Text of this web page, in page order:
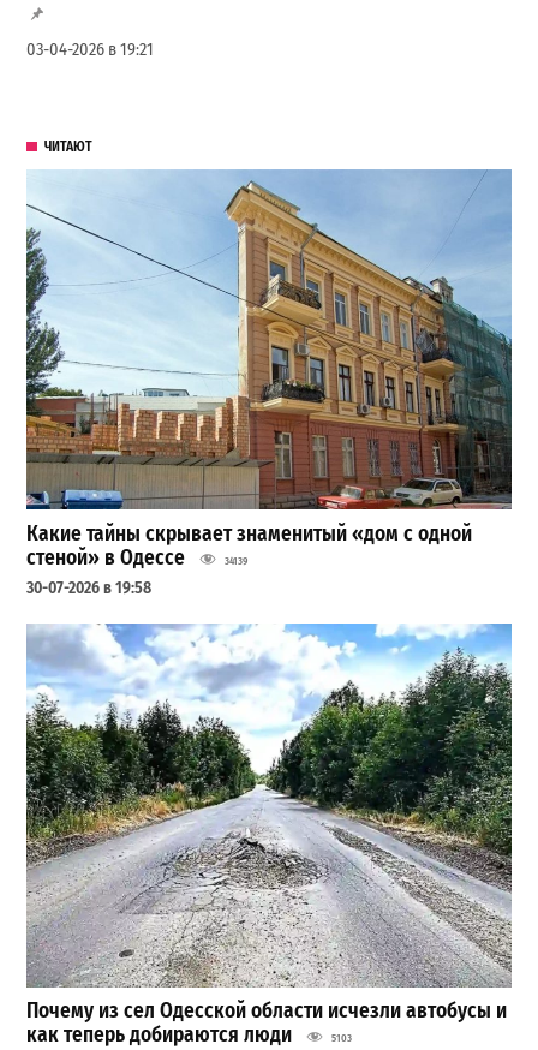
03-04-2026 в 19:21
ЧИТАЮТ
Какие тайны скрывает знаменитый «дом с одной
стеной» в Одессе
34139
30-07-2026 в 19:58
Почему из сел Одесской области исчезли автобусы и
как теперь добираются люди
5103